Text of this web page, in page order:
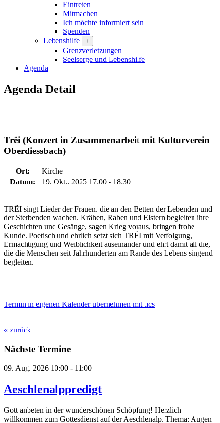
Eintreten
Mitmachen
Ich möchte informiert sein
Spenden
Lebenshilfe
+
Grenzverletzungen
Seelsorge und Lebenshilfe
Agenda
Agenda Detail
Trëi (Konzert in Zusammenarbeit mit Kulturverein
Oberdiessbach)
Ort:
Kirche
Datum:
19. Okt.. 2025 17:00 - 18:30
TRËI singt Lieder der Frauen, die an den Betten der Lebenden und
der Sterbenden wachen. Krähen, Raben und Elstern begleiten ihre
Geschichten und Gesänge, sagen Krieg voraus, bringen frohe
Kunde. Poetisch und ehrlich setzt sich TRËI mit Verfolgung,
Ermächtigung und Weiblichkeit auseinander und ehrt damit all die,
die die Menschen seit Jahrhunderten am Rande des Lebens singend
begleiten.
Termin in eigenen Kalender übernehmen mit .ics
« zurück
Nächste Termine
09. Aug. 2026 10:00 - 11:00
Aeschlenalppredigt
Gott anbeten in der wunderschönen Schöpfung! Herzlich
willkommen zum Gottesdienst auf der Aeschlenalp. Thema: Augen